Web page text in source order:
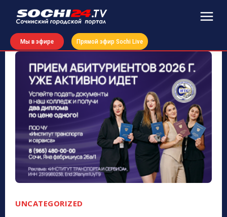
Мы в эфире Прямой эфир Sochi Live
UNCATEGORIZED